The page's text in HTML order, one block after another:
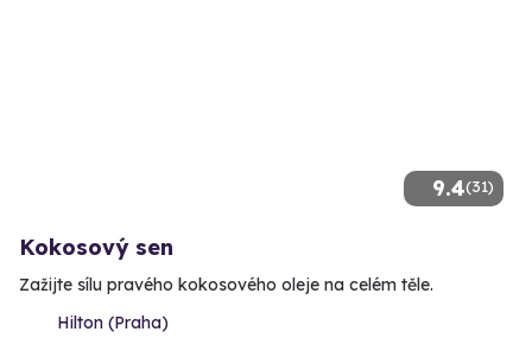
9.4(31)
Kokosový sen
Zažijte sílu pravého kokosového oleje na celém těle.
Hilton (Praha)